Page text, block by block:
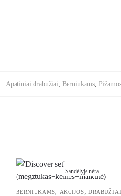
Apatiniai drabužiai Berniukams, Pižamos
Sandėlyje nėra
BERNIUKAMS, AKCIJOS, DRABUŽIAI